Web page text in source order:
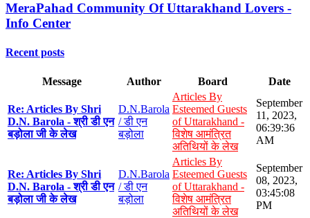
MeraPahad Community Of Uttarakhand Lovers -
Info Center
Recent posts
Message Author Board Date
Re: Articles By Shri
D.N. Barola - श्री डी एन
बड़ोला जी के लेख
D.N.Barola
/ डी एन
बड़ोला
Articles By
Esteemed Guests
of Uttarakhand -
विशेष आमंत्रित
अतिथियों के लेख
September
11, 2023,
06:39:36
AM
Re: Articles By Shri
D.N. Barola - श्री डी एन
बड़ोला जी के लेख
D.N.Barola
/ डी एन
बड़ोला
Articles By
Esteemed Guests
of Uttarakhand -
विशेष आमंत्रित
अतिथियों के लेख
September
08, 2023,
03:45:08
PM